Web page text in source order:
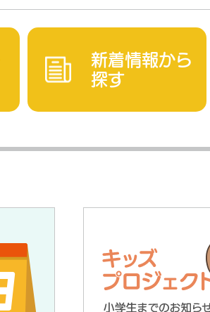
新着情報から
探す